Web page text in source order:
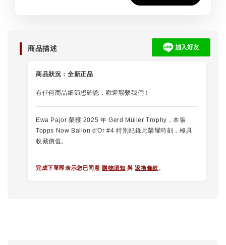
商品描述
商品狀況： 全新正品
有任何商品細節想確認，歡迎聯繫我們！
Ewa Pajor 榮獲 2025 年 Gerd Müller Trophy，本張
Topps Now Ballon d'Or #4 特別紀錄此榮耀時刻，極具
收藏價值。
完成下單即表示您已同意 購物須知 與退換條款。